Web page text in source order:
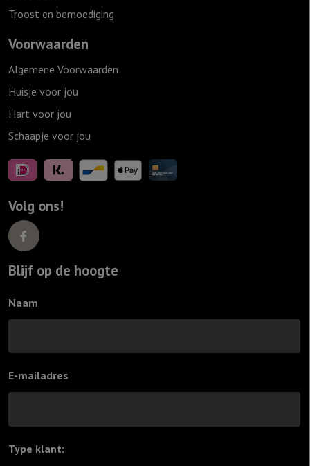
Troost en bemoediging
Voorwaarden
Algemene Voorwaarden
Huisje voor jou
Hart voor jou
Schaapje voor jou
Volg ons!
Blijf op de hoogte
Naam
E-mailadres
Type klant: